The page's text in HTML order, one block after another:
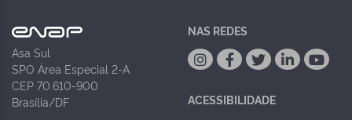
Asa Sul
SPO Área Especial 2-A
CEP 70.610-900
Brasília/DF
NAS REDES
ACESSIBILIDADE